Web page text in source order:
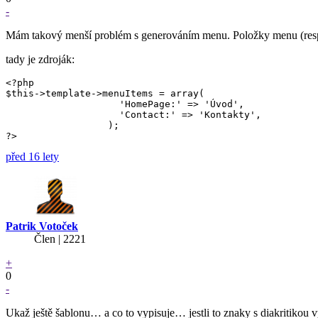
-
Mám takový menší problém s generováním menu. Položky menu
tady je zdroják:
<?php
$this->template->menuItems = array(
                    'HomePage:' => 'Úvod',
                    'Contact:' => 'Kontakty',
                  );
?>
před 16 lety
Patrik Votoček
Člen | 2221
+
0
-
Ukaž ještě šablonu… a co to vypisuje… jestli to znaky s diakritikou